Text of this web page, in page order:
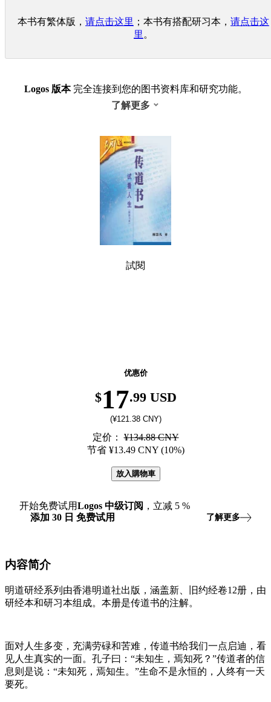
本书有繁体版， 请点击这里 ；本书有搭配研习本， 请点击这
里 。
Logos 版本完全连接到您的图书资料库和研究功能。
了解更多
試閱
优惠价
$17.99 USD
(¥121.38 CNY)
定价：¥134.88 CNY
节省 ¥13.49 CNY (10%)
放入購物車
开始免费试用Logos 中级订阅 ，立减 5 %
添加 30 日 免费试用 了解更多
内容简介
明道研经系列由香港明道社出版，涵盖新、旧约经卷12册，由
研经本和研习本组成。本册是传道书的注解。
面对人生多变，充满劳碌和苦难，传道书给我们一点启迪，看
见人生真实的一面。孔子曰：“未知生，焉知死？”传道者的信
息则是说：“未知死，焉知生。”生命不是永恒的，人终有一天
要死。